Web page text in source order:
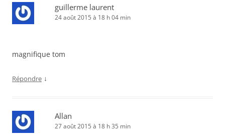
guillerme laurent
24 août 2015 à 18 h 04 min
magnifique tom
Répondre ↓
Allan
27 août 2015 à 18 h 35 min